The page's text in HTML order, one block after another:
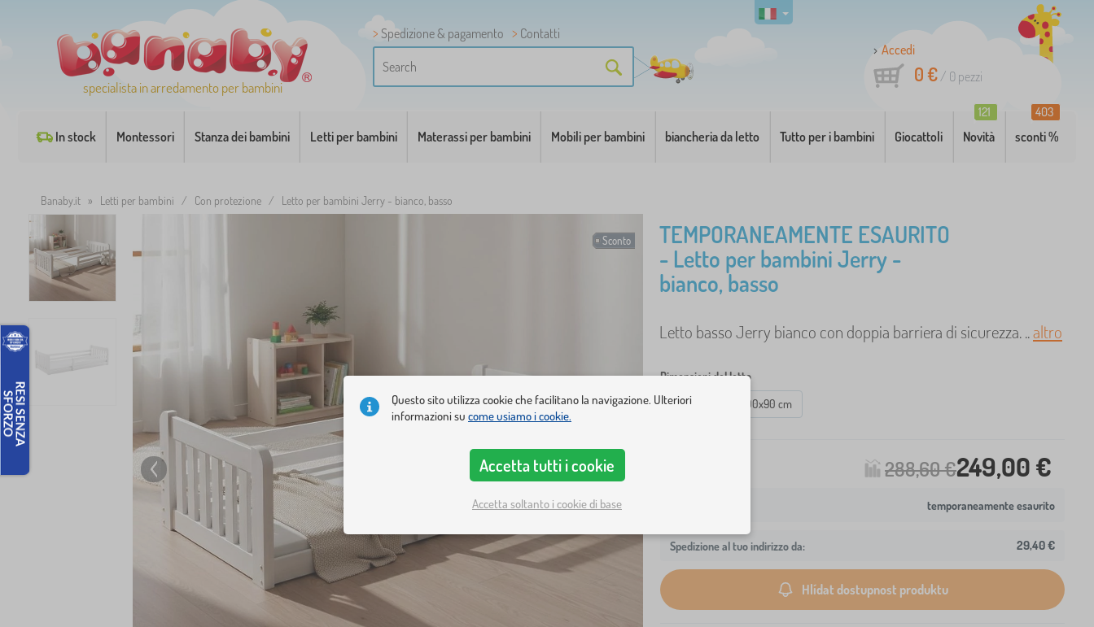
specialista in arredamento per bambini
Spedizione & pagamento
Contatti
Accedi
0 €/ 0 pezzi
In stock Montessori Stanza dei bambini Letti per bambini Materassi per bambini Mobili per bambini biancheria da letto Tutto per i bambini Giocattoli Novità
121
sconti %
403
Banaby.it » Letti per bambini / Con protezione / Letto per bambini Jerry - bianco, basso
Sconto
TEMPORANEAMENTE ESAURITO
- Letto per bambini Jerry -
bianco, basso
Letto basso Jerry bianco con doppia barriera di sicurezza. ..altro
Dimensioni del letto
160x80 cm
200x90 cm
288,60 €249,00 €
temporaneamente esaurito
Spedizione al tuo indirizzo da: 29,40 €
Hlídat dostupnost produktu
Questo sito utilizza cookie che facilitano la navigazione. Ulteriori
informazioni su come usiamo i cookie.
Accetta tutti i cookie
Accetta soltanto i cookie di base